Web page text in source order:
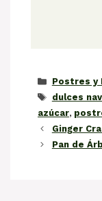
Categorías
Postres y
Etiquetas
dulces
azúcar,
Ginger
Pan de